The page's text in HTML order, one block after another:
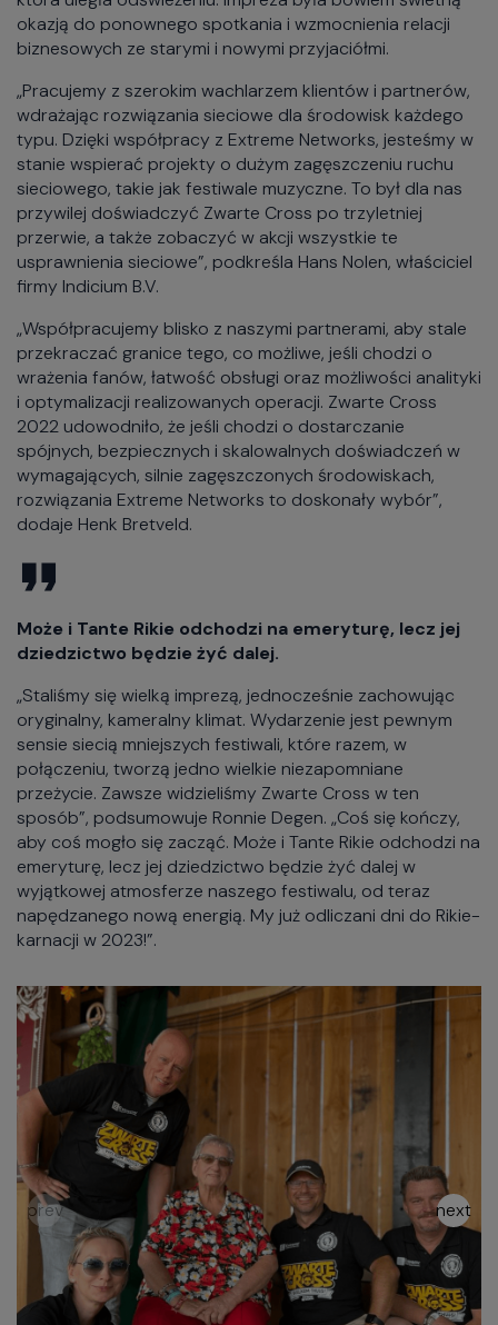
okazją do ponownego spotkania i wzmocnienia relacji
biznesowych ze starymi i nowymi przyjaciółmi.
„Pracujemy z szerokim wachlarzem klientów i partnerów,
wdrażając rozwiązania sieciowe dla środowisk każdego
typu. Dzięki współpracy z Extreme Networks, jesteśmy w
stanie wspierać projekty o dużym zagęszczeniu ruchu
sieciowego, takie jak festiwale muzyczne. To był dla nas
przywilej doświadczyć Zwarte Cross po trzyletniej
przerwie, a także zobaczyć w akcji wszystkie te
usprawnienia sieciowe”, podkreśla Hans Nolen, właściciel
firmy Indicium B.V.
„Współpracujemy blisko z naszymi partnerami, aby stale
przekraczać granice tego, co możliwe, jeśli chodzi o
wrażenia fanów, łatwość obsługi oraz możliwości analityki
i optymalizacji realizowanych operacji. Zwarte Cross
2022 udowodniło, że jeśli chodzi o dostarczanie
spójnych, bezpiecznych i skalowalnych doświadczeń w
wymagających, silnie zagęszczonych środowiskach,
rozwiązania Extreme Networks to doskonały wybór”,
dodaje Henk Bretveld.
Może i Tante Rikie odchodzi na emeryturę, lecz jej
dziedzictwo będzie żyć dalej.
„Staliśmy się wielką imprezą, jednocześnie zachowując
oryginalny, kameralny klimat. Wydarzenie jest pewnym
sensie siecią mniejszych festiwali, które razem, w
połączeniu, tworzą jedno wielkie niezapomniane
przeżycie. Zawsze widzieliśmy Zwarte Cross w ten
sposób”, podsumowuje Ronnie Degen. „Coś się kończy,
aby coś mogło się zacząć. Może i Tante Rikie odchodzi na
emeryturę, lecz jej dziedzictwo będzie żyć dalej w
wyjątkowej atmosferze naszego festiwalu, od teraz
napędzanego nową energią. My już odliczani dni do Rikie-
karnacji w 2023!”.